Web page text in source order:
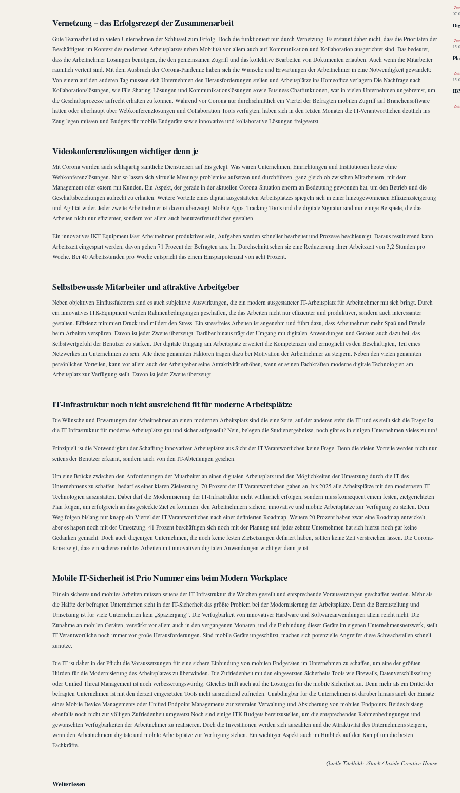
Vernetzung – das Erfolgsrezept der Zusammenarbeit
Gute Teamarbeit ist in vielen Unternehmen der Schlüssel zum Erfolg. Doch die funktioniert nur durch Vernetzung. Es erstaunt daher nicht, dass die Prioritäten der
Beschäftigten im Kontext des modernen Arbeitsplatzes neben Mobilität vor allem auch auf Kommunikation und Kollaboration ausgerichtet sind. Das bedeutet,
dass die Arbeitnehmer Lösungen benötigen, die den gemeinsamen Zugriff und das kollektive Bearbeiten von Dokumenten erlauben. Auch wenn die Mitarbeiter
räumlich verteilt sind. Mit dem Ausbruch der Corona-Pandemie haben sich die Wünsche und Erwartungen der Arbeitnehmer in eine Notwendigkeit gewandelt:
Von einem auf den anderen Tag mussten sich Unternehmen den Herausforderungen stellen und Arbeitsplätze ins Homeoffice verlagern.Die Nachfrage nach
Kollaborationslösungen, wie File-Sharing-Lösungen und Kommunikationslösungen sowie Business Chatfunktionen, war in vielen Unternehmen ungebremst, um
die Geschäftsprozesse aufrecht erhalten zu können. Während vor Corona nur durchschnittlich ein Viertel der Befragten mobilen Zugriff auf Branchensoftware
hatten oder überhaupt über Webkonferenzlösungen und Collaboration Tools verfügten, haben sich in den letzten Monaten die IT-Verantwortlichen deutlich ins
Zeug legen müssen und Budgets für mobile Endgeräte sowie innovative und kollaborative Lösungen freigesetzt.
Videokonferenzlösungen wichtiger denn je
Mit Corona wurden auch schlagartig sämtliche Dienstreisen auf Eis gelegt. Was wären Unternehmen, Einrichtungen und Institutionen heute ohne
Webkonferenzlösungen. Nur so lassen sich virtuelle Meetings problemlos aufsetzen und durchführen, ganz gleich ob zwischen Mitarbeitern, mit dem
Management oder extern mit Kunden. Ein Aspekt, der gerade in der aktuellen Corona-Situation enorm an Bedeutung gewonnen hat, um den Betrieb und die
Geschäftsbeziehungen aufrecht zu erhalten. Weitere Vorteile eines digital ausgestatteten Arbeitsplatzes spiegeln sich in einer hinzugewonnenen Effizienzsteigerung
und Agilität wider. Jeder zweite Arbeitnehmer ist davon überzeugt: Mobile Apps, Tracking-Tools und die digitale Signatur sind nur einige Beispiele, die das
Arbeiten nicht nur effizienter, sondern vor allem auch benutzerfreundlicher gestalten.
Ein innovatives IKT-Equipment lässt Arbeitnehmer produktiver sein, Aufgaben werden schneller bearbeitet und Prozesse beschleunigt. Daraus resultierend kann
Arbeitszeit eingespart werden, davon gehen 71 Prozent der Befragten aus. Im Durchschnitt sehen sie eine Reduzierung ihrer Arbeitszeit von 3,2 Stunden pro
Woche. Bei 40 Arbeitsstunden pro Woche entspricht das einem Einsparpotenzial von acht Prozent.
Selbstbewusste Mitarbeiter und attraktive Arbeitgeber
Neben objektiven Einflussfaktoren sind es auch subjektive Auswirkungen, die ein modern ausgestatteter IT-Arbeitsplatz für Arbeitnehmer mit sich bringt. Durch
ein innovatives ITK-Equipment werden Rahmenbedingungen geschaffen, die das Arbeiten nicht nur effizienter und produktiver, sondern auch interessanter
gestalten. Effizienz minimiert Druck und mildert den Stress. Ein stressfreies Arbeiten ist angenehm und führt dazu, dass Arbeitnehmer mehr Spaß und Freude
beim Arbeiten verspüren. Davon ist jeder Zweite überzeugt. Darüber hinaus trägt der Umgang mit digitalen Anwendungen und Geräten auch dazu bei, das
Selbstwertgefühl der Benutzer zu stärken. Der digitale Umgang am Arbeitsplatz erweitert die Kompetenzen und ermöglicht es den Beschäftigten, Teil eines
Netzwerkes im Unternehmen zu sein. Alle diese genannten Faktoren tragen dazu bei Motivation der Arbeitnehmer zu steigern. Neben den vielen genannten
persönlichen Vorteilen, kann vor allem auch der Arbeitgeber seine Attraktivität erhöhen, wenn er seinen Fachkräften moderne digitale Technologien am
Arbeitsplatz zur Verfügung stellt. Davon ist jeder Zweite überzeugt.
IT-Infrastruktur noch nicht ausreichend fit für moderne Arbeitsplätze
Die Wünsche und Erwartungen der Arbeitnehmer an einen modernen Arbeitsplatz sind die eine Seite, auf der anderen steht die IT und es stellt sich die Frage: Ist
die IT-Infrastruktur für moderne Arbeitsplätze gut und sicher aufgestellt? Nein, belegen die Studienergebnisse, noch gibt es in einigen Unternehmen vieles zu tun!
Prinzipiell ist die Notwendigkeit der Schaffung innovativer Arbeitsplätze aus Sicht der IT-Verantwortlichen keine Frage. Denn die vielen Vorteile werden nicht nur
seitens der Benutzer erkannt, sondern auch von den IT-Abteilungen gesehen.
Um eine Brücke zwischen den Anforderungen der Mitarbeiter an einen digitalen Arbeitsplatz und den Möglichkeiten der Umsetzung durch die IT des
Unternehmens zu schaffen, bedarf es einer klaren Zielsetzung. 70 Prozent der IT-Verantwortlichen gaben an, bis 2025 alle Arbeitsplätze mit den modernsten IT-
Technologien auszustatten. Dabei darf die Modernisierung der IT-Infrastruktur nicht willkürlich erfolgen, sondern muss konsequent einem festen, zielgerichteten
Plan folgen, um erfolgreich an das gesteckte Ziel zu kommen: den Arbeitnehmern sichere, innovative und mobile Arbeitsplätze zur Verfügung zu stellen. Dem
Weg folgen bislang nur knapp ein Viertel der IT-Verantwortlichen nach einer definierten Roadmap. Weitere 20 Prozent haben zwar eine Roadmap entwickelt,
aber es hapert noch mit der Umsetzung. 41 Prozent beschäftigen sich noch mit der Planung und jedes zehnte Unternehmen hat sich hierzu noch gar keine
Gedanken gemacht. Doch auch diejenigen Unternehmen, die noch keine festen Zielsetzungen definiert haben, sollten keine Zeit verstreichen lassen. Die Corona-
Krise zeigt, dass ein sicheres mobiles Arbeiten mit innovativen digitalen Anwendungen wichtiger denn je ist.
Mobile IT-Sicherheit ist Prio Nummer eins beim Modern Workplace
Für ein sicheres und mobiles Arbeiten müssen seitens der IT-Infrastruktur die Weichen gestellt und entsprechende Voraussetzungen geschaffen werden. Mehr als
die Hälfte der befragten Unternehmen sieht in der IT-Sicherheit das größte Problem bei der Modernisierung der Arbeitsplätze. Denn die Bereitstellung und
Umsetzung ist für viele Unternehmen kein „Spaziergang“. Die Verfügbarkeit von innovativer Hardware und Softwareanwendungen allein reicht nicht. Die
Zunahme an mobilen Geräten, verstärkt vor allem auch in den vergangenen Monaten, und die Einbindung dieser Geräte im eigenen Unternehmensnetzwerk, stellt
IT-Verantwortliche noch immer vor große Herausforderungen. Sind mobile Geräte ungeschützt, machen sich potenzielle Angreifer diese Schwachstellen schnell
zunutze.
Die IT ist daher in der Pflicht die Voraussetzungen für eine sichere Einbindung von mobilen Endgeräten im Unternehmen zu schaffen, um eine der größten
Hürden für die Modernisierung des Arbeitsplatzes zu überwinden. Die Zufriedenheit mit den eingesetzten Sicherheits-Tools wie Firewalls, Datenverschlüsselung
oder Unified Threat Management ist noch verbesserungswürdig. Gleiches trifft auch auf die Lösungen für die mobile Sicherheit zu. Denn mehr als ein Drittel der
befragten Unternehmen ist mit den derzeit eingesetzten Tools nicht ausreichend zufrieden. Unabdingbar für die Unternehmen ist darüber hinaus auch der Einsatz
eines Mobile Device Managements oder Unified Endpoint Managements zur zentralen Verwaltung und Absicherung von mobilen Endpoints. Beides bislang
ebenfalls noch nicht zur völligen Zufriedenheit umgesetzt.Noch sind einige ITK-Budgets bereitzustellen, um die entsprechenden Rahmenbedingungen und
gewünschten Verfügbarkeiten der Arbeitnehmer zu realisieren. Doch die Investitionen werden sich auszahlen und die Attraktivität des Unternehmens steigern,
wenn den Arbeitnehmern digitale und mobile Arbeitsplätze zur Verfügung stehen. Ein wichtiger Aspekt auch im Hinblick auf den Kampf um die besten
Fachkräfte.
Quelle Titelbild: iStock / Inside Creative House
Weiterlesen